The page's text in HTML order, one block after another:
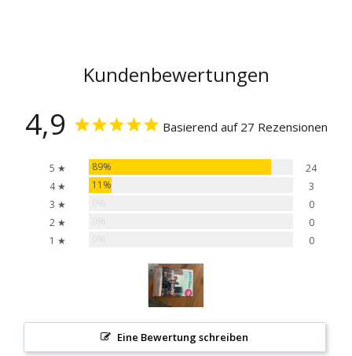
Kundenbewertungen
4,9 Basierend auf 27 Rezensionen
5 ★ 89%
24
4 ★
11%
3
3 ★
0
2 ★
0
1 ★
0
Eine Bewertung schreiben